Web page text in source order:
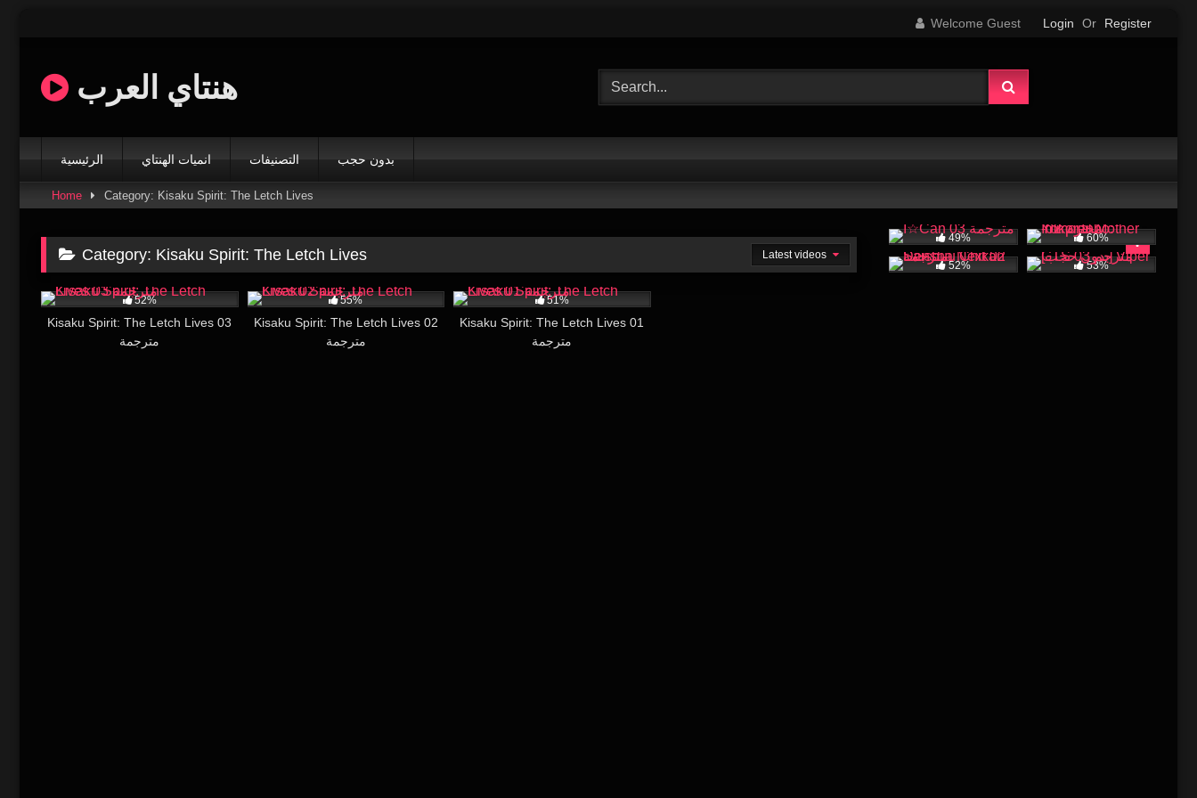
Welcome Guest Login Or Register
هنتاي العرب
الرئيسية انميات الهنتاي التصنيفات بدون حجب
Home Category: Kisaku Spirit: The Letch Lives
Category: Kisaku Spirit: The Letch Lives
Latest videos
52%
Kisaku Spirit: The Letch Lives 03
مترجمة
55%
Kisaku Spirit: The Letch Lives 02
مترجمة
51%
Kisaku Spirit: The Letch Lives 01
مترجمة
49% 60%
52% 53%